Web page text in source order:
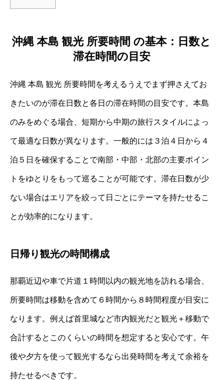
沖縄 本島 観光 所要時間 の基本：日数と
滞在時間の目安
沖縄 本島 観光 所要時間を考えるうえでまず押さえてお
きたいのが滞在日数と各日の滞在時間の目安です。本島
のみをめぐる場合、短期から中期の旅行スタイルによっ
て最適な日数が異なります。一般的には３泊４日から４
泊５日を確保することで南部・中部・北部の主要ポイン
トをゆとりをもって巡ることが可能です。滞在日数が少
ない場合はエリアを絞って日ごとにテーマを持たせるこ
とが効率的になります。
日帰り観光の時間構成
那覇近辺や車で片道１時間以内の観光地を訪れる場合、
所要時間は移動を含めて６時間から８時間程度が目安に
なります。例えば首里城など市内観光だと観光＋移動で
合計するとこのくらいの時間を想定すると安心です。午
後や夕方を使って観光するなら出発時間を考えて余裕を
持たせるべきです。